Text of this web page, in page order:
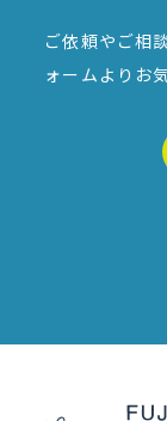
ご依頼やご相
ォームより お